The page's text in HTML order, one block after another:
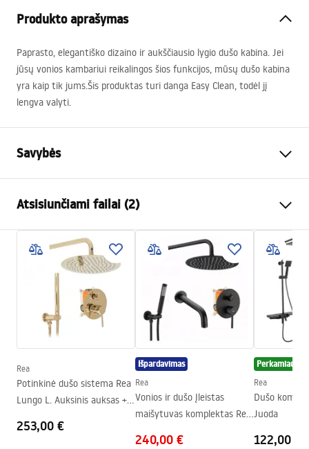
Produkto aprašymas
Paprasto, elegantiško dizaino ir aukščiausio lygio dušo kabina. Jei
jūsų vonios kambariui reikalingos šios funkcijos, mūsų dušo kabina
yra kaip tik jums.Šis produktas turi danga Easy Clean, todėl jį
lengva valyti.
Savybės
Spalva
Kabinos tipas
Kampas
Stiklo spalva
Transparent 6mm
Atidarymo būdas
Atlas
Surinkimas
Ant irkluojančio baseino arba
ant grindų
2000mm
Kabinos kryptis
Garantija
24 mėnesių
„Easy Clean“ danga
Atsisiunčiami failai (2)
Warunki bezpieczeństwa
WARUNKI BEZPIECZENSTWA KABINY DRZWI
Instrukcja montażu
Instrukcja montażu kabiny Atlas.pdf
Rea
Potinkinė dušo sistema Rea
Lungo L. Auksinis auksas +
253,00 €
Išpardavimas
Rea
Vonios ir dušo Įleistas
maišytuvas komplektas Rea
240,00 €
Perkamiausias
Rea
Dušo
Juoda
122,00 €